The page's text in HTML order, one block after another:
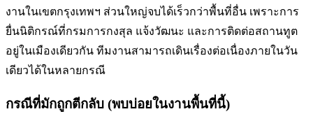
งานในเขตกรุงเทพฯ ส่วนใหญ่จบได้เร็วกว่าพื้นที่อื่น เพราะการ
ยื่นนิติกรณ์ที่กรมการกงสุล แจ้งวัฒนะ และการติดต่อสถานทูต
อยู่ในเมืองเดียวกัน ทีมงานสามารถเดินเรื่องต่อเนื่องภายในวัน
เดียวได้ในหลายกรณี
กรณีที่มักถูกตีกลับ (พบบ่อยในงานพื้นที่นี้)